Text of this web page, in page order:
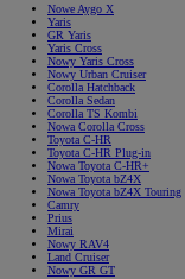
Nowe Aygo X
Yaris
GR Yaris
Yaris Cross
Nowy Yaris Cross
Nowy Urban Cruiser
Corolla Hatchback
Corolla Sedan
Corolla TS Kombi
Nowa Corolla Cross
Toyota C-HR
Toyota C-HR Plug-in
Nowa Toyota C-HR+
Nowa Toyota bZ4X
Nowa Toyota bZ4X Touring
Camry
Prius
Mirai
Nowy RAV4
Land Cruiser
Nowy GR GT